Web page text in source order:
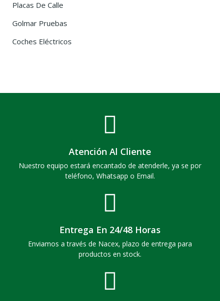
Placas De Calle
Golmar Pruebas
Coches Eléctricos
Atención Al Cliente
Nuestro equipo estará encantado de atenderle, ya se por
teléfono, Whatsapp o Email.
Entrega En 24/48 Horas
Enviamos a través de Nacex, plazo de entrega para
productos en stock.